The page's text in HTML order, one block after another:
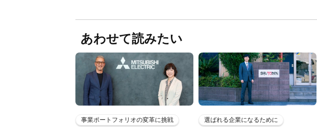
あわせて読みたい
事業ポートフォリオの変革に挑戦 選ばれる企業になるために